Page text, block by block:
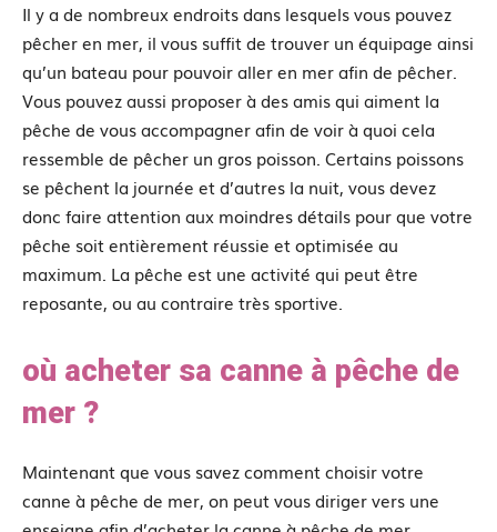
Il y a de nombreux endroits dans lesquels vous pouvez
pêcher en mer, il vous suffit de trouver un équipage ainsi
qu’un bateau pour pouvoir aller en mer afin de pêcher.
Vous pouvez aussi proposer à des amis qui aiment la
pêche de vous accompagner afin de voir à quoi cela
ressemble de pêcher un gros poisson. Certains poissons
se pêchent la journée et d’autres la nuit, vous devez
donc faire attention aux moindres détails pour que votre
pêche soit entièrement réussie et optimisée au
maximum. La pêche est une activité qui peut être
reposante, ou au contraire très sportive.
où acheter sa canne à pêche de
mer ?
Maintenant que vous savez comment choisir votre
canne à pêche de mer, on peut vous diriger vers une